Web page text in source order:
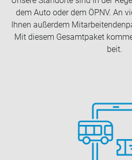
dem Auto oder dem ÖPNV. An
Ihnen au­ßer­dem
Mit die­sem Ge­samt­pa­ket
beit.